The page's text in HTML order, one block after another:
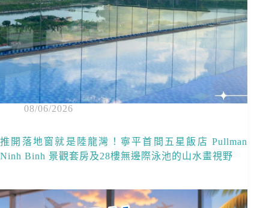
08/06/2026
推開落地窗就是陸龍灣！寧平首間五星飯店 Pullman
Ninh Binh 景觀套房及28樓無邊際泳池的山水畫視野